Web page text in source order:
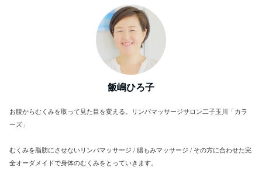
飯嶋ひろ子
お腹からむくみを取って見た目を変える。リンパマッサージサロン二子玉川「カラ
ーズ」
むくみを脂肪にさせないリンパマッサージ / 腸もみマッサージ / その方に合わせた完
全オーダメイドで身体のむくみをとっていきます。